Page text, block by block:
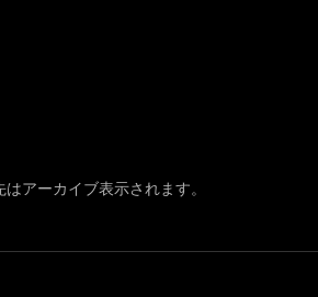
アーカイブ表示されます。